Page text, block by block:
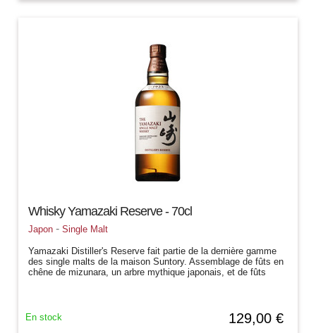
Whisky Yamazaki Reserve - 70cl
Japon -Single Malt
Yamazaki Distiller's Reserve fait partie de la dernière gamme
des single malts de la maison Suntory. Assemblage de fûts en
chêne de mizunara, un arbre mythique japonais, et de fûts
129,00 €
En stock